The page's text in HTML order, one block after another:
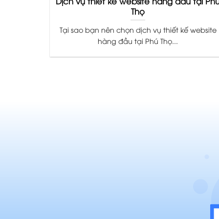
Thọ
Tại sao bạn nên chọn dịch vụ thiết kế website
hàng đầu tại Phú Thọ...